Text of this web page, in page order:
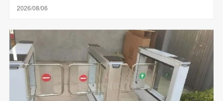
2026/08/06